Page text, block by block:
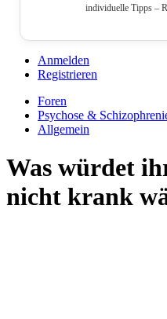
individuelle Tipps –
Anmelden
Registrieren
Foren
Psychose &
Allgemein
Was würdet
nicht krank